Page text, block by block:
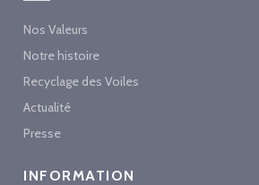
Nos Valeurs
Notre histoire
Recyclage des Voiles
Actualité
Presse
INFORMATION